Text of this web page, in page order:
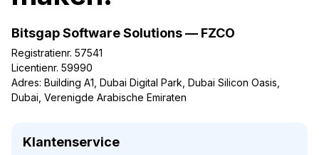
Bitsgap Software Solutions — FZCO
Registratienr. 57541
Licentienr. 59990
Adres: Building A1, Dubai Digital Park, Dubai Silicon Oasis,
Dubai, Verenigde Arabische Emiraten
Klantenservice